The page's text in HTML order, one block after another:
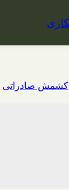
کشمش صادراتی